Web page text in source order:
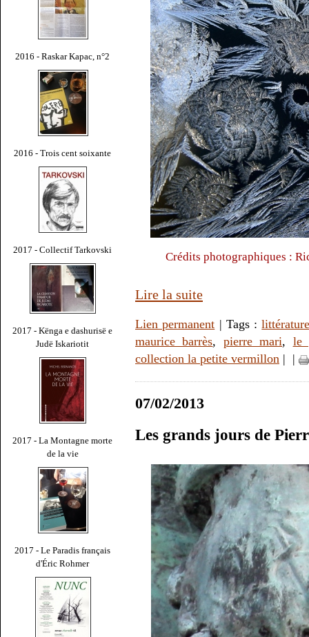
2016 - Raskar Kapac, n°2
2016 - Trois cent soixante
2017 - Collectif Tarkovski
2017 - Kënga e dashurisë e
Judë Iskariotit
2017 - La Montagne morte
de la vie
2017 - Le Paradis français
d'Éric Rohmer
Crédits photographiques :
Lire la suite
Lien permanent | Tags :
maurice barrès, pierre mari, le
collection la petite vermillon | |
07/02/2013
Les grands jours de